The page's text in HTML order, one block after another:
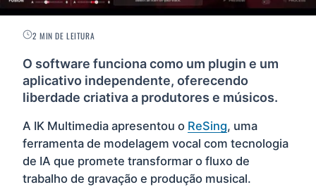
2 MIN DE LEITURA
O software funciona como um plugin e um
aplicativo independente, oferecendo
liberdade criativa a produtores e músicos.
A IK Multimedia apresentou o ReSing, uma
ferramenta de modelagem vocal com tecnologia
de IA que promete transformar o fluxo de
trabalho de gravação e produção musical.